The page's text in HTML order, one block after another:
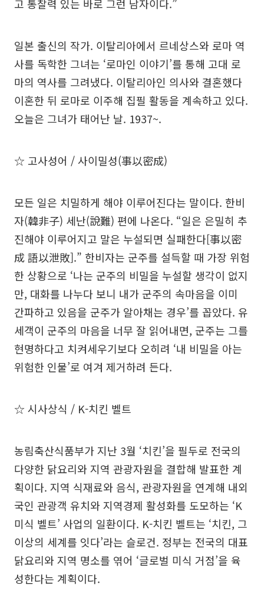
고 통찰력 있는 바로 그런 남자이다.”
일본 출신의 작가. 이탈리아에서 르네상스와 로마 역
사를 독학한 그녀는 ‘로마인 이야기’를 통해 고대 로
마의 역사를 그려냈다. 이탈리아인 의사와 결혼했다
이혼한 뒤 로마로 이주해 집필 활동을 계속하고 있다.
오늘은 그녀가 태어난 날. 1937~.
☆ 고사성어 / 사이밀성(事以密成)
모든 일은 치밀하게 해야 이루어진다는 말이다. 한비
자(韓非子) 세난(說難) 편에 나온다. “일은 은밀히 추
진해야 이루어지고 말은 누설되면 실패한다[事以密
成 語以泄敗].” 한비자는 군주를 설득할 때 가장 위험
한 상황으로 ‘나는 군주의 비밀을 누설할 생각이 없지
만, 대화를 나누다 보니 내가 군주의 속마음을 이미
간파하고 있음을 군주가 알아채는 경우’를 꼽았다. 유
세객이 군주의 마음을 너무 잘 읽어내면, 군주는 그를
현명하다고 치켜세우기보다 오히려 ‘내 비밀을 아는
위험한 인물’로 여겨 제거하려 든다.
☆ 시사상식 / K-치킨 벨트
농림축산식품부가 지난 3월 ‘치킨’을 필두로 전국의
다양한 닭요리와 지역 관광자원을 결합해 발표한 계
획이다. 지역 식재료와 음식, 관광자원을 연계해 내외
국인 관광객 유치와 지역경제 활성화를 도모하는 ‘K
미식 벨트’ 사업의 일환이다. K-치킨 벨트는 ‘치킨, 그
이상의 세계를 잇다’라는 슬로건. 정부는 전국의 대표
닭요리와 지역 명소를 엮어 ‘글로벌 미식 거점’을 육
성한다는 계획이다.